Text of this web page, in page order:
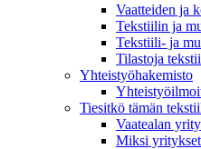
Vaatteiden ja
Tekstiilin ja
Tekstiili- ja
Tilastoja
Yhteistyö­hakemisto
Tiesitkö tämän
Vaatealan
Miksi yritykset